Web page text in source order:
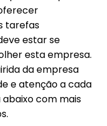
tarefas
estar se
esta empresa.
da empresa
e atenção a cada
abaixo com mais